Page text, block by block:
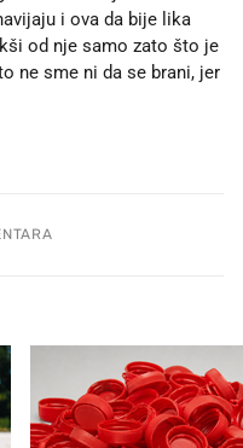
i ova da bije lika
od nje samo zato što je
ne sme ni da se brani, jer